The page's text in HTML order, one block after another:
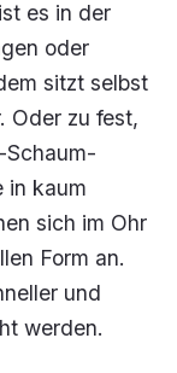
es in der
oder
sitzt selbst
Oder zu fest,
Schaum-
in kaum
sich im Ohr
Form an.
und
werden.